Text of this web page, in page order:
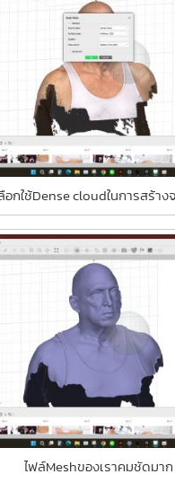
อกใช้Dense cloudในการสร้า
ไฟล์Meshของเราคมชัดมาก